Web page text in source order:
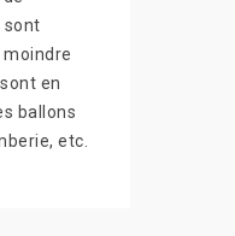
sont
en
ballons
etc.